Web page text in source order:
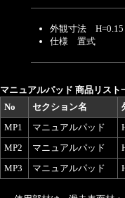
外観寸法 H=0.15
仕様 置式
マニュアルパッド 商品リスト
No
セクション名
MP1
マニュアルパッド
MP2
マニュアルパッド
MP3
マニュアルパッド